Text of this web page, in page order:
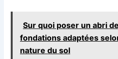
Sur quoi poser un abri
fondations adaptées
nature du sol